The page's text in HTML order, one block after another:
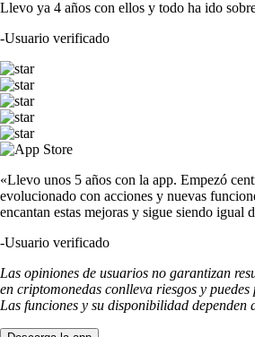
Llevo ya 4 años con ellos y todo ha ido
-Usuario verificado
«Llevo unos 5 años con la app. Empezó
evolucionado con acciones y nuevas
encantan estas mejoras y sigue siendo igual
-Usuario verificado
Las opiniones de usuarios no garantizan
en criptomonedas conlleva riesgos y
Las funciones y su disponibilidad dependen